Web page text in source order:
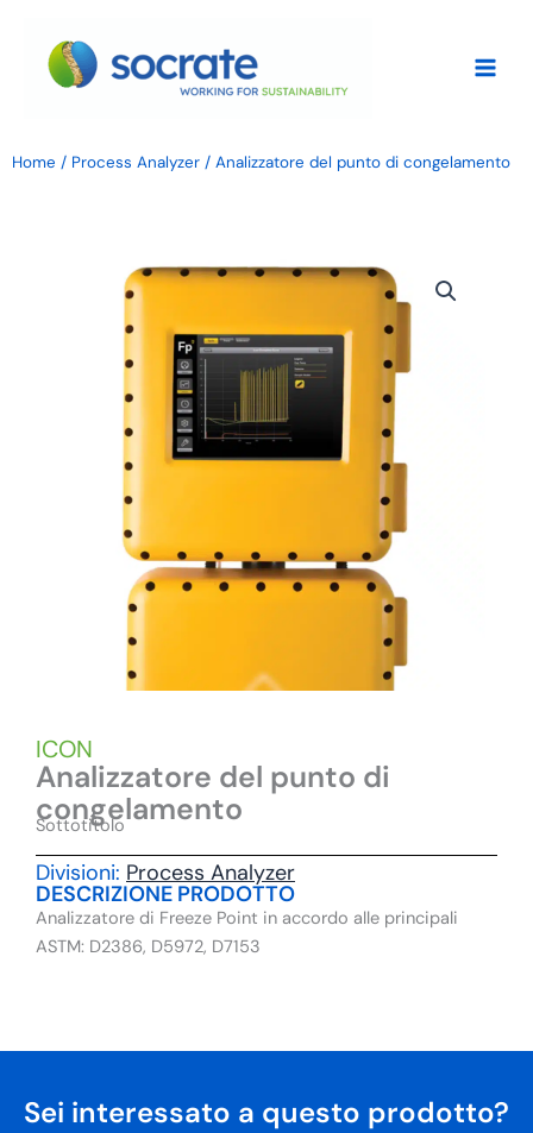
contenuto
Home / Process Analyzer / Analizzatore del punto di congelamento
ICON
Analizzatore del punto di
congelamento
Sottotitolo
Divisioni: Process Analyzer
DESCRIZIONE PRODOTTO
Analizzatore di Freeze Point in accordo alle principali
ASTM: D2386, D5972, D7153
Sei interessato a questo prodotto?